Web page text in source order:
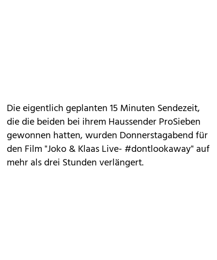
Die eigentlich geplanten 15 Minuten Sendezeit,
die die beiden bei ihrem Haussender ProSieben
gewonnen hatten, wurden Donnerstagabend für
den Film "Joko & Klaas Live- #dontlookaway" auf
mehr als drei Stunden verlängert.